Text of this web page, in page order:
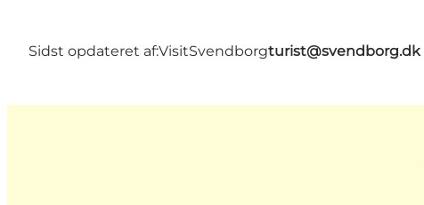
Sidst opdateret af:VisitSvendborgturist@svendborg.dk